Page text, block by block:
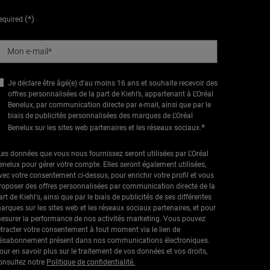
(*)
Mon e-mail*
Je déclare être âgé(e) d'au moins 16 ans et souhaite recevoir des
offres personnalisées de la part de Kiehl’s, appartenant à L’Oréal
Benelux, par communication directe par e-mail, ainsi que par le
biais de publicités personnalisées des marques de L’Oréal
Benelux sur les sites web partenaires et les réseaux sociaux.*
données que vous nous fournissez seront utilisées par L'Oréal
pour gérer votre compte. Elles seront également utilisées,
votre consentement ci-dessus, pour enrichir votre profil et vous
des offres personnalisées par communication directe de la
de Kiehl's, ainsi que par le biais de publicités de ses différentes
sur les sites web et les réseaux sociaux partenaires, et pour
la performance de nos activités marketing. Vous pouvez
votre consentement à tout moment via le lien de
présent dans nos communications électroniques.
en savoir plus sur le traitement de vos données et vos droits,
notre Politique de confidentialité.